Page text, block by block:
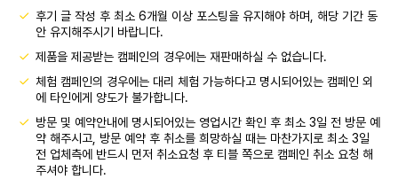
후기 글 작성 후 최소 6개월 이상 포스팅을 유지해야 하며, 해당 기간 동
안 유지해주시기 바랍니다.
제품을 제공받는 캠페인의 경우에는 재판매하실 수 없습니다.
체험 캠페인의 경우에는 대리 체험 가능하다고 명시되어있는 캠페인 외
에 타인에게 양도가 불가합니다.
방문 및 예약안내에 명시되어있는 영업시간 확인 후 최소 3일 전 방문 예
약 해주시고, 방문 예약 후 취소를 희망하실 때는 마찬가지로 최소 3일
전 업체측에 반드시 먼저 취소요청 후 티블 쪽으로 캠페인 취소 요청 해
주셔야 합니다.